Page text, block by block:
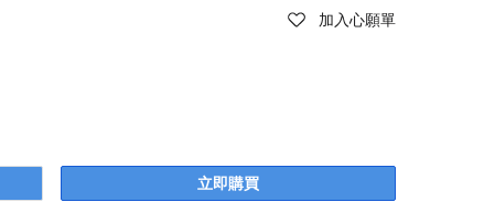
加入心願單
立即購買